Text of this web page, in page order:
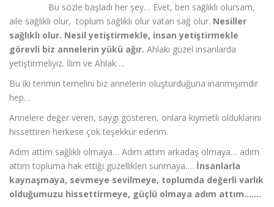
Bu sözle başladı her şey… Evet, ben sağlıklı olursam,
aile sağlıklı olur, toplum sağlıklı olur vatan sağ olur. Nesiller
sağlıklı olur. Nesil yetiştirmekle, insan yetiştirmekle
görevli biz annelerin yükü ağır. Ahlakı güzel insanlarda
yetiştirmeliyiz. İlim ve Ahlak….
Bu iki terimin temelini biz annelerin oluşturduğuna inanmışımdır
hep…
Annelere değer veren, saygı gösteren, onlara kıymetli olduklarını
hissettiren herkese çok teşekkür ederim.
Adım attım sağlıklı olmaya… Adım attım arkadaş olmaya… adım
attım topluma hak ettiği güzellikleri sunmaya…. İnsanlarla
kaynaşmaya, sevmeye sevilmeye, toplumda değerli varlık
olduğumuzu hissettirmeye, güçlü olmaya adım attım…….